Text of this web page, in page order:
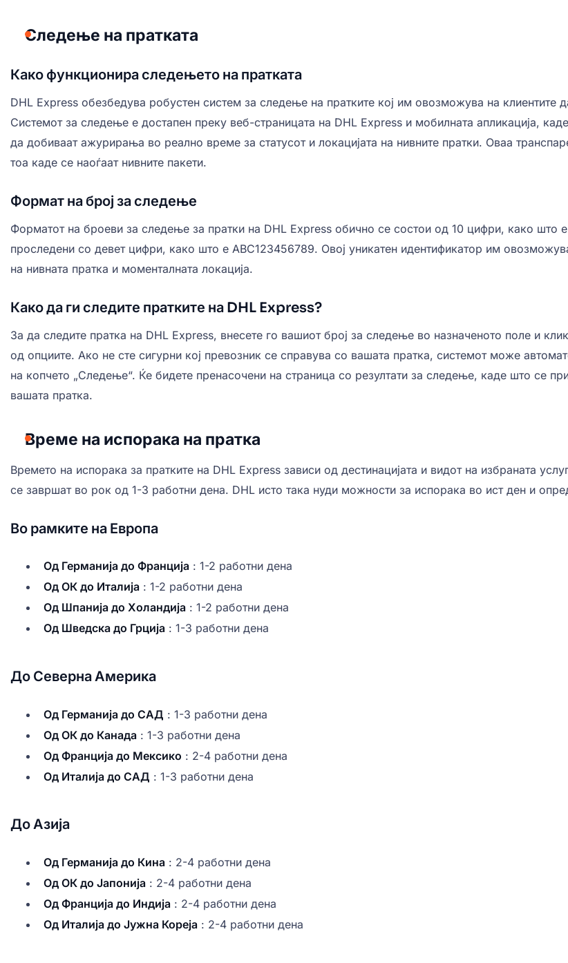
Следење на пратката
Како функционира следењето на пратката
DHL Express обезбедува робустен систем за следење на пратките кој им овозможува на клиентите
Системот за следење е достапен преку веб-страницата на DHL Express и мобилната апликација,
да добиваат ажурирања во реално време за статусот и локацијата на нивните пратки. Оваа
тоа каде се наоѓаат нивните пакети.
Формат на број за следење
Форматот на броеви за следење за пратки на DHL Express обично се состои од 10 цифри, како
проследени со девет цифри, како што е ABC123456789. Овој уникатен идентификатор им
на нивната пратка и моменталната локација.
Како да ги следите пратките на DHL Express?
За да следите пратка на DHL Express, внесете го вашиот број за следење во назначеното поле и
од опциите. Ако не сте сигурни кој превозник се справува со вашата пратка, системот може
на копчето „Следење“. Ќе бидете пренасочени на страница со резултати за следење, каде што се
вашата пратка.
Време на испорака на пратка
Времето на испорака за пратките на DHL Express зависи од дестинацијата и видот на избраната
се завршат во рок од 1-3 работни дена. DHL исто така нуди можности за испорака во ист ден и
Во рамките на Европа
Од Германија до Франција : 1-2 работни дена
Од ОК до Италија : 1-2 работни дена
Од Шпанија до Холандија : 1-2 работни дена
Од Шведска до Грција : 1-3 работни дена
До Северна Америка
Од Германија до САД : 1-3 работни дена
Од ОК до Канада : 1-3 работни дена
Од Франција до Мексико : 2-4 работни дена
Од Италија до САД : 1-3 работни дена
До Азија
Од Германија до Кина : 2-4 работни дена
Од ОК до Јапонија : 2-4 работни дена
Од Франција до Индија : 2-4 работни дена
Од Италија до Јужна Кореја : 2-4 работни дена